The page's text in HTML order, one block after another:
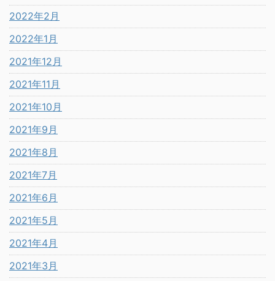
2022年2月
2022年1月
2021年12月
2021年11月
2021年10月
2021年9月
2021年8月
2021年7月
2021年6月
2021年5月
2021年4月
2021年3月